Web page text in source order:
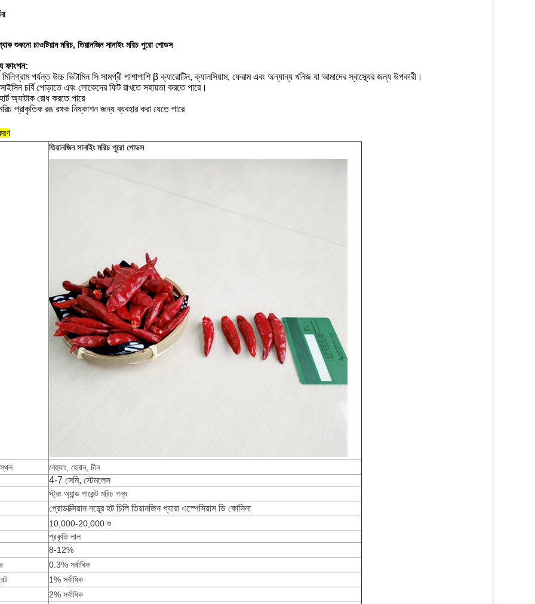
শুকনো চাওটিয়ান মরিচ, তিয়ানজিন সানাইং মরিচ পুরো পোডস
ফাংশন:
পর্যন্ত উচ্চ ভিটামিন সি সামগ্রী পাশাপাশি β ক্যারোটিন, ক্যালসিয়াম, ফেরাম এবং অন্যান্য খনিজ যা আমাদের স্বাস্থ্যের জন্য উপকারী।
চর্বি পোড়াতে এবং লোকেদের ফিট রাখতে সহায়তা করতে পারে।
অ্যাটাক রোধ করতে পারে
প্রাকৃতিক রঙ রঙ্গক নিষ্কাশন জন্য ব্যবহার করা যেতে পারে
তিয়ানজিন সানাইং মরিচ পুরো পোডস
নেহুয়াং, হেনান, চীন
4-7 সেমি, স্টেমলেস
স্ট্রং অ্যান্ড পাঞ্জেন্ট মরিচ গন্ধ
প্রোডাক্সিয়ান নম্ব্রে হট চিলি তিয়ানজিন প্যারা এস্পেসিয়াস ডি কোসিনা
10,000-20,000 শু
প্রকৃতি লাল
8-12%
0.3% সর্বাধিক
1% সর্বাধিক
2% সর্বাধিক